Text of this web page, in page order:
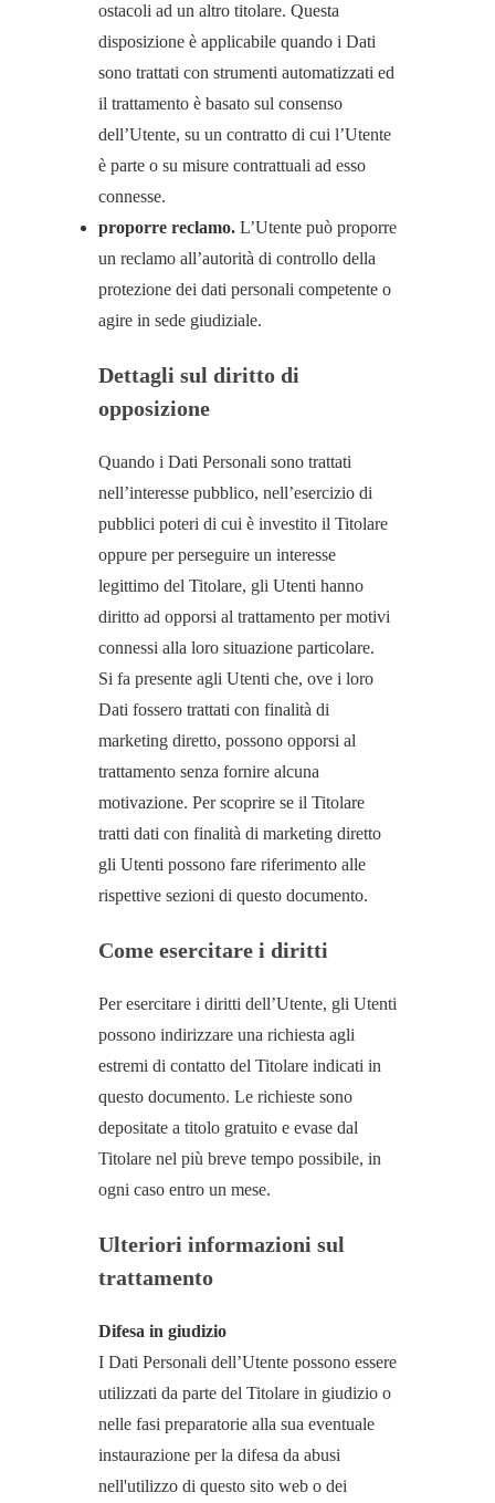
ostacoli ad un altro titolare. Questa
disposizione è applicabile quando i Dati
sono trattati con strumenti automatizzati ed
il trattamento è basato sul consenso
dell’Utente, su un contratto di cui l’Utente
è parte o su misure contrattuali ad esso
connesse.
proporre reclamo. L’Utente può proporre
un reclamo all’autorità di controllo della
protezione dei dati personali competente o
agire in sede giudiziale.
Dettagli sul diritto di
opposizione
Quando i Dati Personali sono trattati
nell’interesse pubblico, nell’esercizio di
pubblici poteri di cui è investito il Titolare
oppure per perseguire un interesse
legittimo del Titolare, gli Utenti hanno
diritto ad opporsi al trattamento per motivi
connessi alla loro situazione particolare.
Si fa presente agli Utenti che, ove i loro
Dati fossero trattati con finalità di
marketing diretto, possono opporsi al
trattamento senza fornire alcuna
motivazione. Per scoprire se il Titolare
tratti dati con finalità di marketing diretto
gli Utenti possono fare riferimento alle
rispettive sezioni di questo documento.
Come esercitare i diritti
Per esercitare i diritti dell’Utente, gli Utenti
possono indirizzare una richiesta agli
estremi di contatto del Titolare indicati in
questo documento. Le richieste sono
depositate a titolo gratuito e evase dal
Titolare nel più breve tempo possibile, in
ogni caso entro un mese.
Ulteriori informazioni sul
trattamento
Difesa in giudizio
I Dati Personali dell’Utente possono essere
utilizzati da parte del Titolare in giudizio o
nelle fasi preparatorie alla sua eventuale
instaurazione per la difesa da abusi
nell'utilizzo di questo sito web o dei